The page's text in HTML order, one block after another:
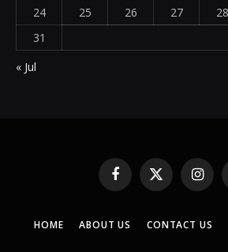
24
25 26 27 28
31
« Jul
Facebook
X
(Twitter)
HOME ABOUT US CONTACT US